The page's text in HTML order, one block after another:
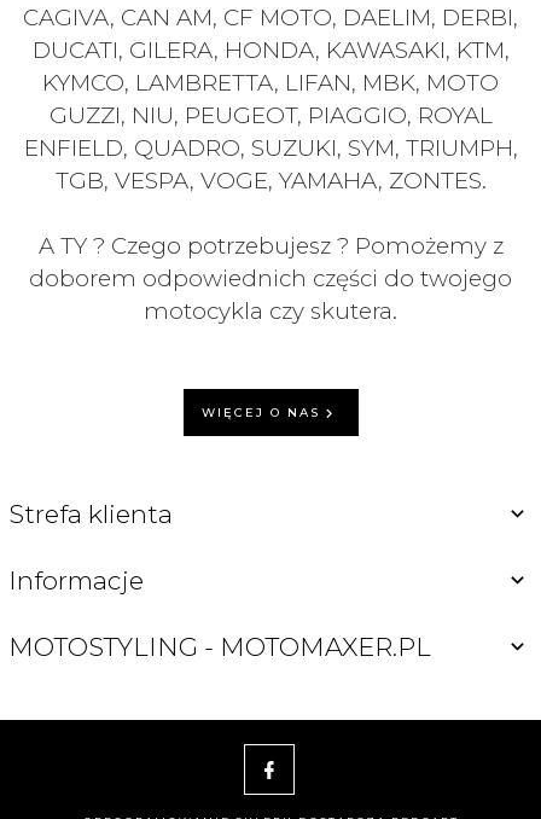
CAGIVA, CAN AM, CF MOTO, DAELIM, DERBI,
DUCATI, GILERA, HONDA, KAWASAKI, KTM,
KYMCO, LAMBRETTA, LIFAN, MBK, MOTO
GUZZI, NIU, PEUGEOT, PIAGGIO, ROYAL
ENFIELD, QUADRO, SUZUKI, SYM, TRIUMPH,
TGB, VESPA, VOGE, YAMAHA, ZONTES.
A TY ? Czego potrzebujesz ? Pomożemy z
doborem odpowiednich części do twojego
motocykla czy skutera.
WIĘCEJ O NAS
Strefa klienta
Informacje
MOTOSTYLING - MOTOMAXER.PL